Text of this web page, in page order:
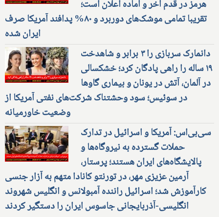
هرمز در قدم آخر و آماده اعلان است؛
تقریبا تمامی موشک‌های دوربرد و ۸۰% پدافند آمریکا صرف
ایران شده
دانمارک سربازی را ۳ برابر و شاهدخت
۱۹ ساله را راهی پادگان کرد؛ خشکسالی
در آلمان، آتش در یونان و بیماری گاوها
در سوئیس؛ سود وحشتناک شرکت‌های نفتی آمریکا از
وضعیت خاورمیانه
سی‌بی‌اس: آمریکا و اسرائیل در تدارک
حملات گسترده به نیروگاه‌ها و
پالایشگاه‌های ایران هستند؛ پرستار،
آرمین عزیزی مهر، در تورنتو کانادا متهم به آزار جنسی
کارآموزش شد؛ اسرائیل راننده آمبولانس و انگلیس شهروند
انگلیسی-آذربایجانی جاسوس ایران را دستگیر کردند